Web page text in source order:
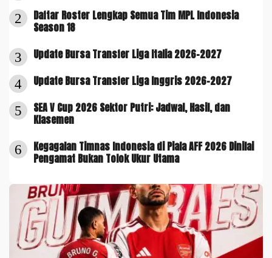
2
Daftar Roster Lengkap Semua Tim MPL Indonesia
Season 18
3 Update Bursa Transfer Liga Italia 2026-2027
4 Update Bursa Transfer Liga Inggris 2026-2027
5
SEA V Cup 2026 Sektor Putri: Jadwal, Hasil, dan
Klasemen
6
Kegagalan Timnas Indonesia di Piala AFF 2026 Dinilai
Pengamat Bukan Tolok Ukur Utama